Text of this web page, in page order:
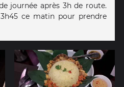
journée après 3h de route.
ce matin pour prendre